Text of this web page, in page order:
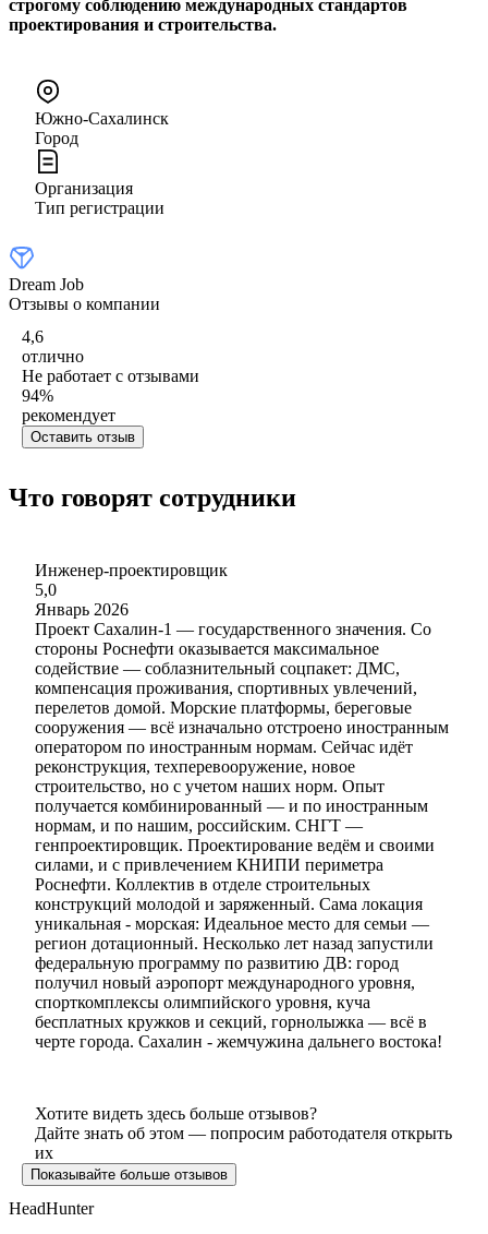
строгому соблюдению международных стандартов
проектирования и строительства.
Южно-Сахалинск
Город
Организация
Тип регистрации
Dream Job
Отзывы о компании
4,6
отлично
Не работает с отзывами
94%
рекомендует
Оставить отзыв
Что говорят сотрудники
Инженер-проектировщик
5,0
Январь 2026
Проект Сахалин-1 — государственного значения. Со
стороны Роснефти оказывается максимальное
содействие — соблазнительный соцпакет: ДМС,
компенсация проживания, спортивных увлечений,
перелетов домой. Морские платформы, береговые
сооружения — всё изначально отстроено иностранным
оператором по иностранным нормам. Сейчас идёт
реконструкция, техперевооружение, новое
строительство, но с учетом наших норм. Опыт
получается комбинированный — и по иностранным
нормам, и по нашим, российским. СНГТ —
генпроектировщик. Проектирование ведём и своими
силами, и с привлечением КНИПИ периметра
Роснефти. Коллектив в отделе строительных
конструкций молодой и заряженный. Сама локация
уникальная - морская: Идеальное место для семьи —
регион дотационный. Несколько лет назад запустили
федеральную программу по развитию ДВ: город
получил новый аэропорт международного уровня,
спорткомплексы олимпийского уровня, куча
бесплатных кружков и секций, горнолыжка — всё в
черте города. Сахалин - жемчужина дальнего востока!
Хотите видеть здесь больше отзывов?
Дайте знать об этом — попросим работодателя открыть
их
Показывайте больше отзывов
HeadHunter